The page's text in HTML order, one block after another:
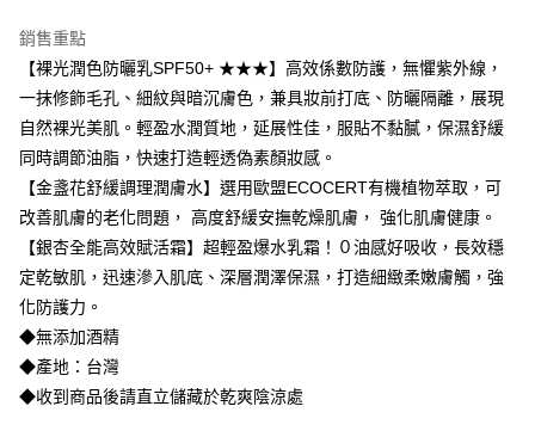
帳／街口支付／iPASS MONEY」等通路繳費。
【注意事項】
1.本服務係由「台灣大哥大股份有限公司」（以下簡稱本公司）所提供，讓
買賣價金債權讓與本公司後，依約使用本公司帳單繳交帳款。
2.基於同意付款使用「大哥付你分期」之契約關係目的，商店將以您的個人
資料（包含姓名、電話或地址）提供予台灣大哥大進項蒐集、處理及利用，
由本公司與您本人進行分期帳單所需資料之確認、核對及更正。
3.完整用戶服務條款，請詳閱以下連結：https://oppay.tw/userRule
付款後全家取貨
每筆NT$100，滿NT$3,500(含以上)免運費
7-11取貨付款
每筆NT$100，滿NT$3,500(含以上)免運費
付款後7-11取貨
每筆NT$100，滿NT$3,500(含以上)免運費
宅配
每筆NT$100，滿NT$3,000(含以上)免運費
貨到付款
每筆NT$100，滿NT$5,000(含以上)免運費
銷售重點
【裸光潤色防曬乳SPF50+ ★★★】高效係數防護，無懼紫外線，
一抹修飾毛孔、細紋與暗沉膚色，兼具妝前打底、防曬隔離，展現
自然裸光美肌。輕盈水潤質地，延展性佳，服貼不黏膩，保濕舒緩
同時調節油脂，快速打造輕透偽素顏妝感。
【金盞花舒緩調理潤膚水】選用歐盟ECOCERT有機植物萃取，可
改善肌膚的老化問題， 高度舒緩安撫乾燥肌膚， 強化肌膚健康。
【銀杏全能高效賦活霜】超輕盈爆水乳霜！０油感好吸收，長效穩
定乾敏肌，迅速滲入肌底、深層潤澤保濕，打造細緻柔嫩膚觸，強
化防護力。
◆無添加酒精
◆產地：台灣
◆收到商品後請直立儲藏於乾爽陰涼處